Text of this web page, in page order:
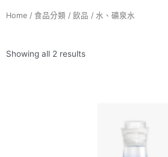
Home / 食品分類 / 飲品 / 水、礦泉水
Showing all 2 results